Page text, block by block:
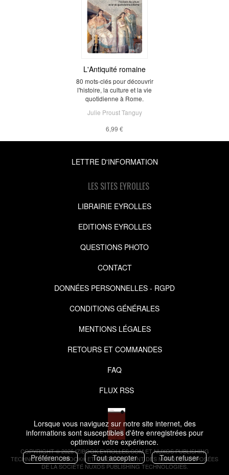
Lorsque vous naviguez sur notre site internet, des
informations sont susceptibles d'être enregistrées pour
optimiser votre expérience.
Préférences
Tout accepter Tout refuser
L'Antiquité romaine
80 mots-clés pour découvrir
l'histoire, la culture et la vie
quotidienne à Rome.
Julie Proust Tanguy
6,99 €
LETTRE D'INFORMATION
LES SITES EYROLLES
LIBRAIRIE EYROLLES
EDITIONS EYROLLES
QUESTIONS PHOTO
CONTACT
DONNÉES PERSONNELLES - RGPD
CONDITIONS GÉNÉRALES
MENTIONS LÉGALES
RETOURS ET COMMANDES
FAQ
FLUX RSS
COPYRIGHT © 2026 IZIBOOK.EYROLLES.COM ET NUXOS PUBLISHING
TECHNOLOGIES.IZIBOOK® ETIZIBOOKS®SONT DES MARQUES DÉPOSÉES
DE LA SOCIÉTÉ NUXOS PUBLISHING TECHNOLOGIES.